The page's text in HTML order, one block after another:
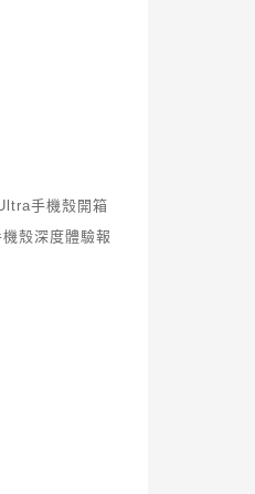
手機殼開箱
殼深度體驗報